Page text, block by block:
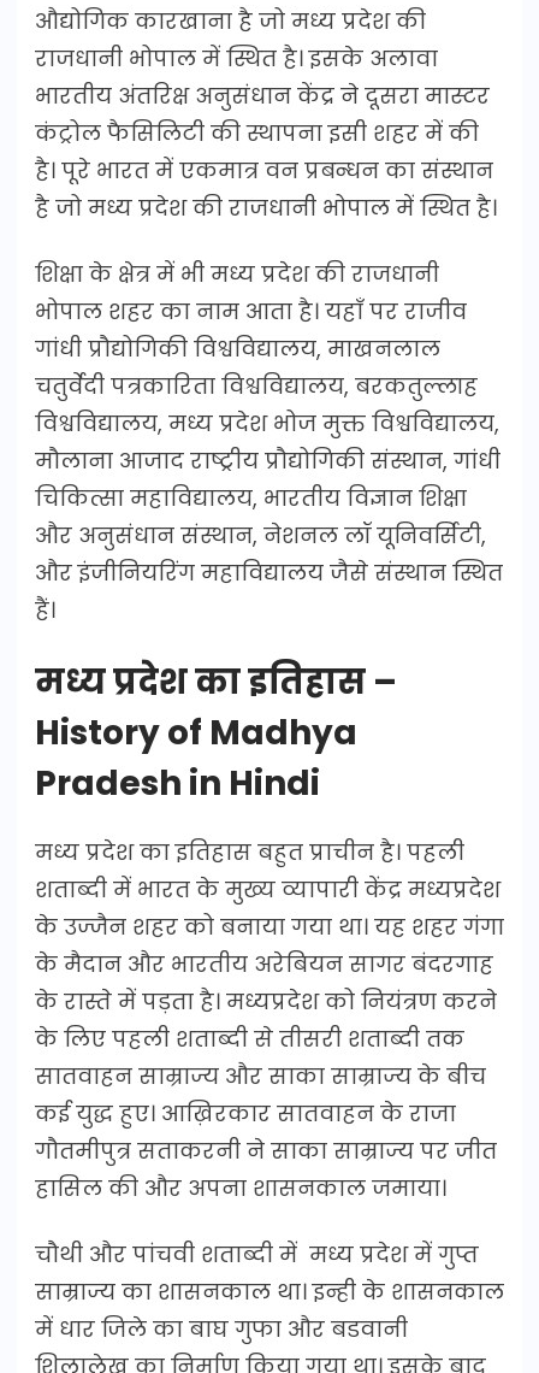
औद्योगिक कारखाना है जो मध्य प्रदेश की
राजधानी भोपाल में स्थित है। इसके अलावा
भारतीय अंतरिक्ष अनुसंधान केंद्र ने दूसरा मास्टर
कंट्रोल फैसिलिटी की स्थापना इसी शहर में की
है। पूरे भारत में एकमात्र वन प्रबन्धन का संस्थान
है जो मध्य प्रदेश की राजधानी भोपाल में स्थित है।
शिक्षा के क्षेत्र में भी मध्य प्रदेश की राजधानी
भोपाल शहर का नाम आता है। यहाँ पर राजीव
गांधी प्रौद्योगिकी विश्वविद्यालय, माखनलाल
चतुर्वेदी पत्रकारिता विश्वविद्यालय, बरकतुल्लाह
विश्वविद्यालय, मध्य प्रदेश भोज मुक्त विश्वविद्यालय,
मौलाना आजाद राष्ट्रीय प्रौद्योगिकी संस्थान, गांधी
चिकित्सा महाविद्यालय, भारतीय विज्ञान शिक्षा
और अनुसंधान संस्थान, नेशनल लॉ यूनिवर्सिटी,
और इंजीनियरिंग महाविद्यालय जैसे संस्थान स्थित
हैं।
मध्य प्रदेश का इतिहास –
History of Madhya
Pradesh in Hindi
मध्य प्रदेश का इतिहास बहुत प्राचीन है। पहली
शताब्दी में भारत के मुख्य व्यापारी केंद्र मध्यप्रदेश
के उज्जैन शहर को बनाया गया था। यह शहर गंगा
के मैदान और भारतीय अरेबियन सागर बंदरगाह
के रास्ते में पड़ता है। मध्यप्रदेश को नियंत्रण करने
के लिए पहली शताब्दी से तीसरी शताब्दी तक
सातवाहन साम्राज्य और साका साम्राज्य के बीच
कई युद्ध हुए। आख़िरकार सातवाहन के राजा
गौतमीपुत्र सताकरनी ने साका साम्राज्य पर जीत
हासिल की और अपना शासनकाल जमाया।
चौथी और पांचवी शताब्दी में मध्य प्रदेश में गुप्त
साम्राज्य का शासनकाल था। इन्ही के शासनकाल
में धार जिले का बाघ गुफा और बडवानी
शिलालेख का निर्माण किया गया था। इसके बाद